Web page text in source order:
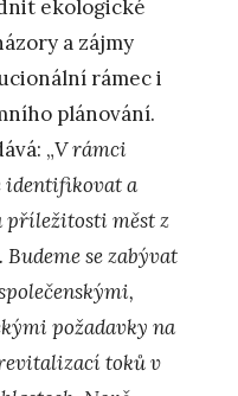
ekologické
a zájmy
rámec i
plánování.
„V rámci
identifikovat a
příležitosti měst z
se zabývat
požadavky na
toků v